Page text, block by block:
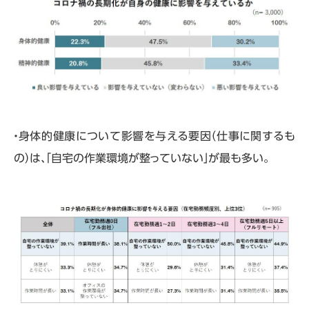
・身体的健康について影響を与える要因（仕事に関するも
の）は、「自宅の作業環境が整っていない」が最も多い。